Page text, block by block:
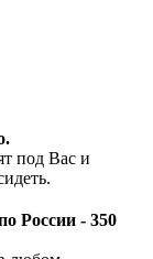
под Вас и
России - 350